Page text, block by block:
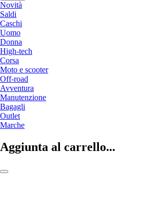
Novità
Saldi
Caschi
Uomo
Donna
High-tech
Corsa
Moto e scooter
Off-road
Avventura
Manutenzione
Bagagli
Outlet
Marche
Aggiunta al carrello...